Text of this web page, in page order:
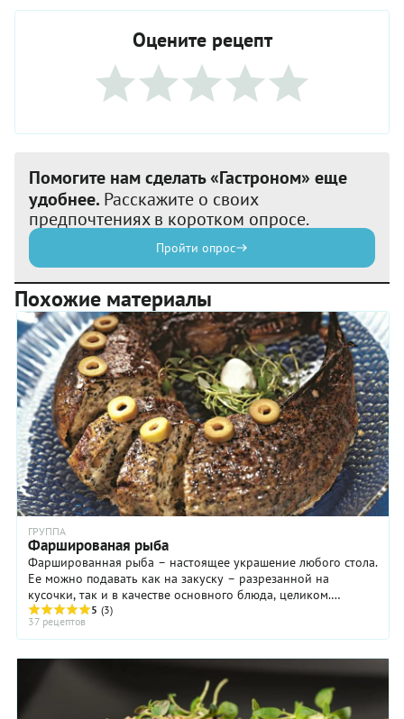
Оцените рецепт
Помогите нам сделать «Гастроном» еще
удобнее. Расскажите о своих
предпочтениях в коротком опросе.
Пройти опрос
Похожие материалы
ГРУППА
Фаршированая рыба
Фаршированная рыба – настоящее украшение любого стола.
Ее можно подавать как на закуску – разрезанной на
кусочки, так и в качестве основного блюда, целиком.
Фаршированную рыбу обычно готовят из ...
5 (3)
37 рецептов